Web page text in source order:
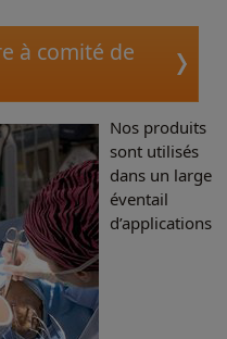
à comité de
Nos produits
sont utilisés
dans un large
éventail
d’applications